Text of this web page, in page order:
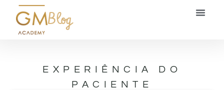
Blog
EXPERIÊNCIA DO
PACIENTE